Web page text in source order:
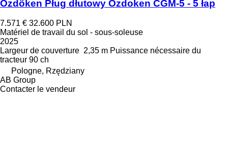
Özdöken Pług dłutowy Ozdoken CGM-5 - 5 łap
7.571 € 32.600 PLN
Matériel de travail du sol - sous-soleuse
2025
Largeur de couverture 2,35 m Puissance nécessaire du
tracteur 90 ch
Pologne, Rzędziany
AB Group
Contacter le vendeur